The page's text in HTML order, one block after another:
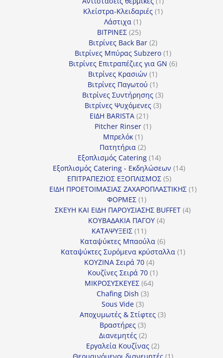
προϊόν
Κλείστρα-Κλειδαριές 11
Λάστιχα 11
προϊόν
ΒΙΤΡΙΝΕΣ 2525
προϊόντα
Βιτρίνες Back Bar 22
προϊόντα
Βιτρίνες Mπύρας Subzero 11
προϊόν
Βιτρίνες Επιτραπέζιες για GN 66
Βιτρίνες Κρασιών 11
προϊόν
Βιτρίνες Παγωτού 11
προϊόν
Βιτρίνες Συντήρησης 33
προϊόντα
Βιτρίνες Ψυχόμενες 33
ΕΙΔΗ BARISTA 2121
προϊόντα
Pitcher Rinser 11
Μπρελόκ 11
προϊόν
Πατητήρια 22
προϊόντα
Εξοπλισμός Catering 1414
προϊόντα
Εξοπλισμός Catering - Εκδηλώσεων 1414
ΕΠΙΤΡΑΠΕΖΙΟΣ ΕΞΟΠΛΙΣΜΟΣ 55
προϊόντα
ΕΙΔΗ ΠΡΟΕΤΟΙΜΑΣΙΑΣ ΖΑΧΑΡΟΠΛΑΣΤΙΚΗΣ 11
ΦΟΡΜΕΣ 11
προϊόν
ΣΚΕΥΗ ΚΑΙ ΕΙΔΗ ΠΑΡΟΥΣΙΑΣΗΣ BUFFET 44
ΚΟΥΒΑΔΑΚΙΑ ΠΑΓΟΥ 44
ΚΑΤΑΨΥΞΕΙΣ 1111
προϊόντα
Καταψύκτες Μπαούλα 66
προϊόντα
Καταψύκτες Συρόμενα κρύσταλλα 11
ΚΟΥΖΙΝΑ Σειρά 70 44
προϊόντα
Κουζίνες Σειρά 70 11
ΜΙΚΡΟΣΥΣΚΕΥΕΣ 6464
Chafing Dish 33
Sous Vide 33
προϊόντα
Αποχυμωτές & Στίφτες 33
Βραστήρες 33
προϊόντα
Διανεμητές 22
προϊόντα
Εργαλεία Κουζίνας 22
προϊόντα
Θερμαινόμενοι διανεμητές 11